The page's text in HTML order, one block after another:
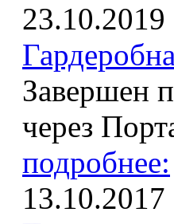
23.10.2019
Завершен
через
подробнее:
13.10.2017